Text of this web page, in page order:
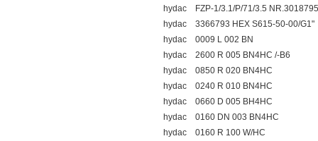
hydac FZP-1/3.1/P/71/3.5 NR.3018795
hydac 3366793 HEX S615-50-00/G1"
hydac 0009 L 002 BN
hydac 2600 R 005 BN4HC /-B6
hydac 0850 R 020 BN4HC
hydac 0240 R 010 BN4HC
hydac 0660 D 005 BH4HC
hydac 0160 DN 003 BN4HC
hydac 0160 R 100 W/HC